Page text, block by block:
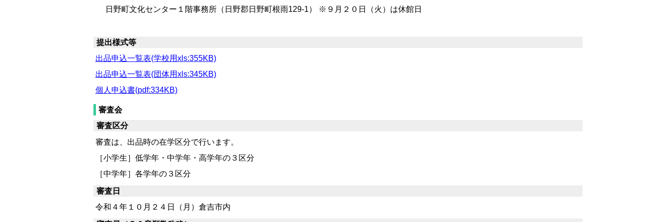
日野町文化センター１階事務所（日野郡日野町根雨129-1） ※９月２０日（火）は休館日
提出様式等
出品申込一覧表(学校用xls:355KB)
出品申込一覧表(団体用xls:345KB)
個人申込書(pdf:334KB)
審査会
審査区分
審査は、出品時の在学区分で行います。
［小学生］低学年・中学年・高学年の３区分
［中学年］各学年の３区分
審査日
令和４年１０月２４日（月）倉吉市内